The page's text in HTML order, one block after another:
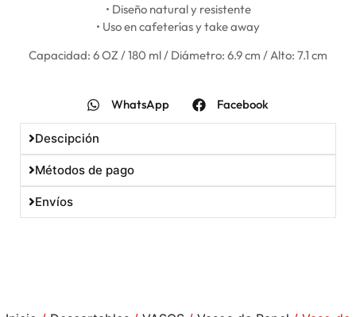
• Diseño natural y resistente
• Uso en cafeterías y take away
Capacidad: 6 OZ / 180 ml / Diámetro: 6.9 cm / Alto: 7.1 cm
WhatsApp Facebook
Descipción
Métodos de pago
Envíos